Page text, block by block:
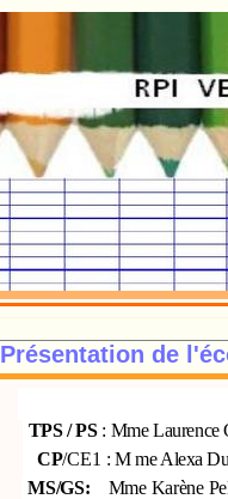
Présentation de
TPS / PS : Mme Laurence
CP/CE1 : M me Alexa
MS/GS:
Mme Karène